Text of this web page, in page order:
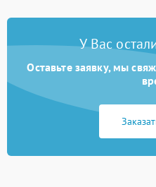
Замена платы управления
У Вас
Оставьте заявку, мы